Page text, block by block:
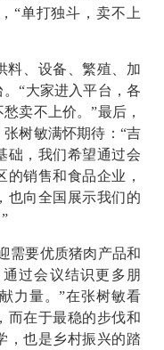
“单打独斗，卖不上
料、设备、繁殖、加
“大家进入平台，各
卖不上价。”最后，
树敏满怀期待：“吉
础，我们希望通过会
销售和食品企业，
也向全国展示我们的
需要优质猪肉产品和
过会议结识更多朋
力量。”在张树敏看
而在于最稳的步伐和
也是乡村振兴的踏